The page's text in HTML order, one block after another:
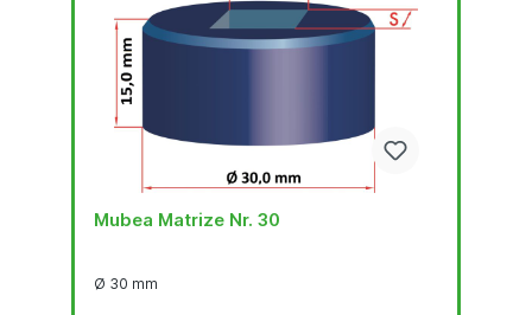
Mubea Matrize Nr. 30
Ø 30 mm